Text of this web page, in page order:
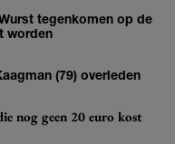
tegenkomen op de
worden
(79) overleden
nog geen 20 euro kost